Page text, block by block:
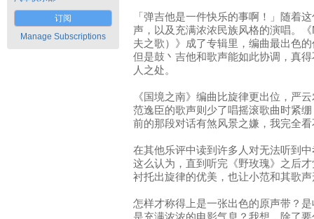
订阅
Manage Subscriptions
「弹吉他是一件快乐的事啊！」随着
声，以及充满浓浓民族风格的演唱。
夫之歌）》成了专辑里，编曲最出色
但是鼓丶吉他和歌声能如此协调，真
人之处。
《国境之南》编曲比旋律更出位，严
范逸臣的歌声则少了唱摇滚歌曲时紧
前的那段对话有煞风景之嫌，我完全
在其他乐评中读到许多人对无法听到
这么认为，直到听完《野玫瑰》之后
衬托出旋律的优美，也让小范和其歌
怎样才称得上是一张出色的原声带？